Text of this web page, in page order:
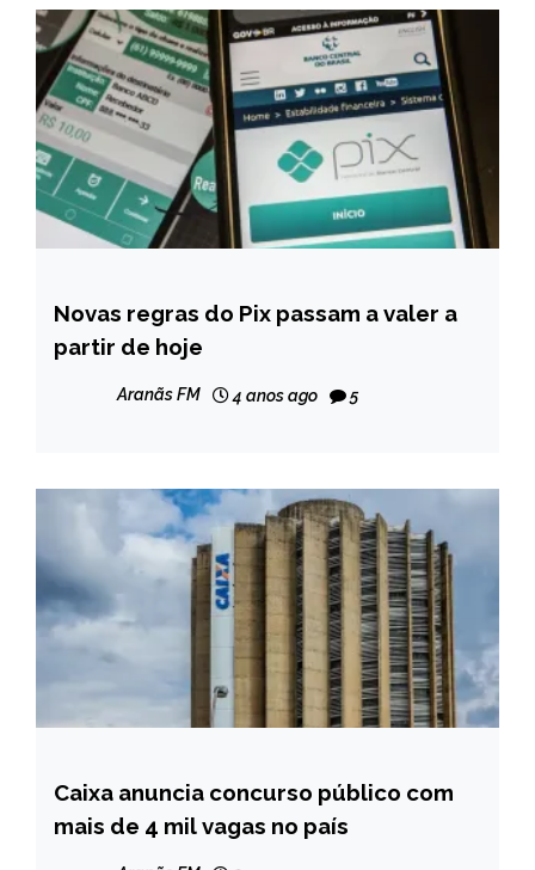
BRASIL
NOTÍCIAS
Novas regras do Pix passam a valer a
partir de hoje
Aranãs FM 4 anos ago 5
BRASIL
NOTÍCIAS
Caixa anuncia concurso público com
mais de 4 mil vagas no país